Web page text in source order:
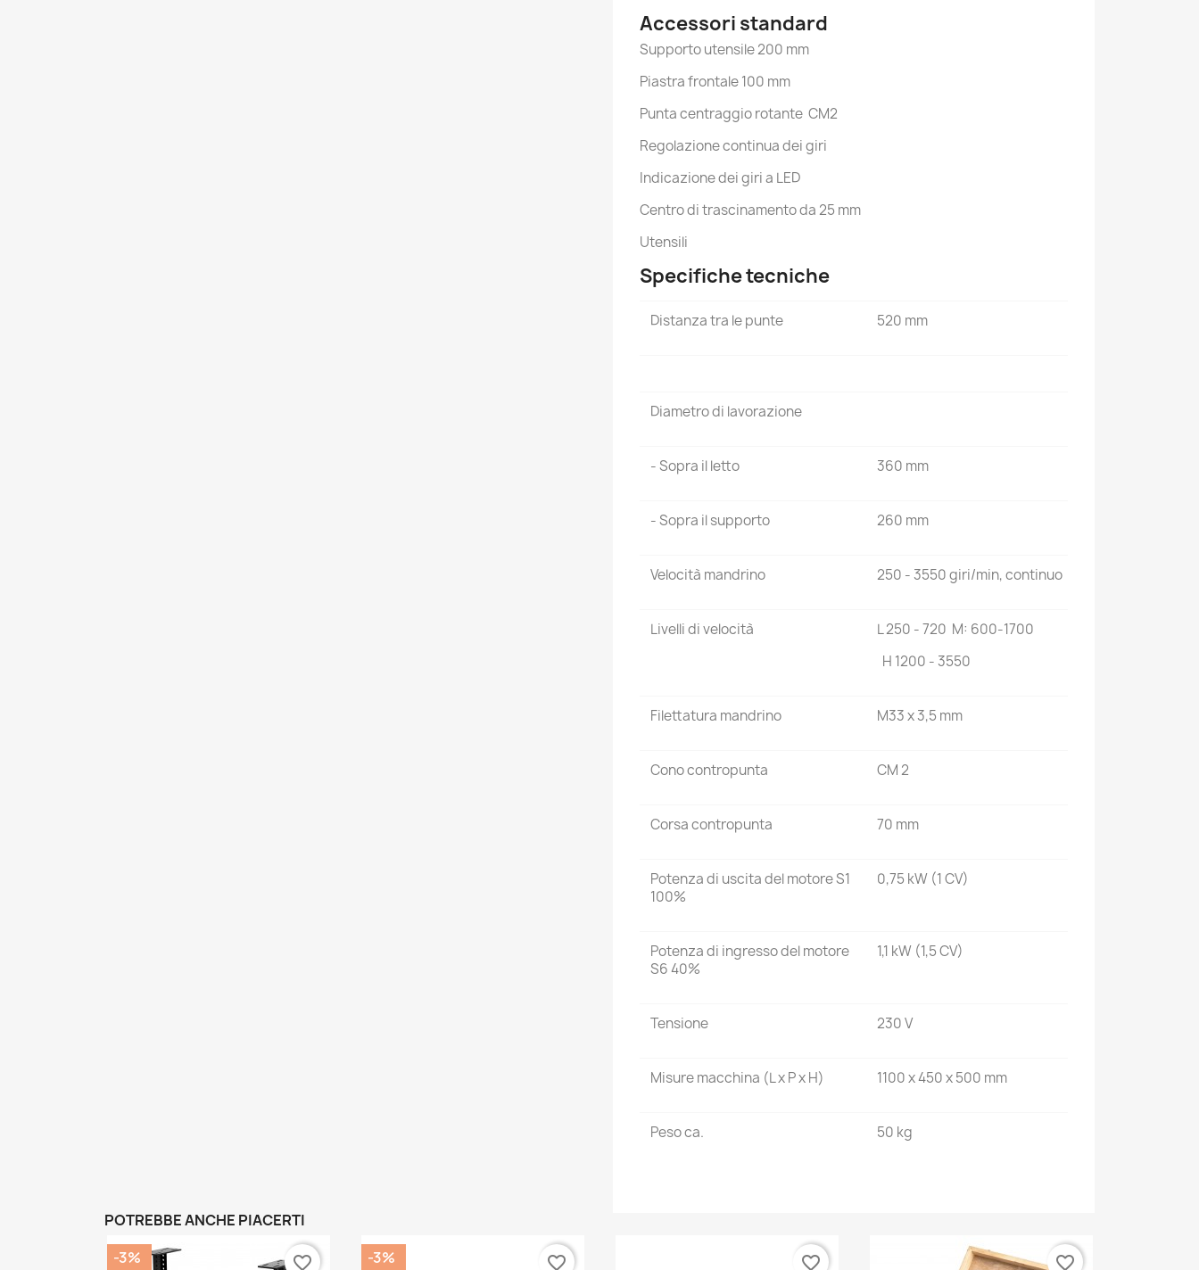
Accessori standard
Supporto utensile 200 mm
Piastra frontale 100 mm
Punta centraggio rotante CM2
Regolazione continua dei giri
Indicazione dei giri a LED
Centro di trascinamento da 25 mm
Utensili
Specifiche tecniche
Distanza tra le punte 520 mm
Diametro di lavorazione
- Sopra il letto 360 mm
- Sopra il supporto 260 mm
Velocità mandrino 250 - 3550 giri/min, continuo
Livelli di velocità
L 250 - 720 M: 600-1700
H 1200 - 3550
Filettatura mandrino M33 x 3,5 mm
Cono contropunta CM 2
Corsa contropunta 70 mm
Potenza di uscita del motore S1
100%
0,75 kW (1 CV)
Potenza di ingresso del motore
S6 40%
1,1 kW (1,5 CV)
Tensione 230 V
Misure macchina (L x P x H) 1100 x 450 x 500 mm
Peso ca. 50 kg
POTREBBE ANCHE PIACERTI
-3% favorite_border -3% favorite_border favorite_border favorite_border